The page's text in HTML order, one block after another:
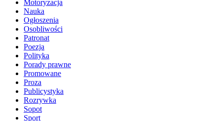
Motoryzacja
Nauka
Ogłoszenia
Osobliwości
Patronat
Poezja
Polityka
Porady prawne
Promowane
Proza
Publicystyka
Rozrywka
Sopot
Sport